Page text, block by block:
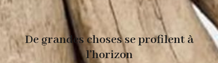
De grandes choses se profilent à
l’horizon